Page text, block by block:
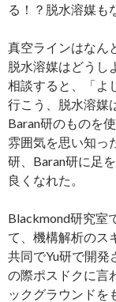
る！？脱水溶媒も
真空ラインはなん
脱水溶媒はどうし
相談すると、「よ
行こう、脱水溶媒
Baran研のものを
雰囲気を思い知っ
研、Baran研に足
良くなれた。
Blackmond研究室
て、機構解析のス
共同でYu研で開発
の際ポスドクに言
ックグラウンドを